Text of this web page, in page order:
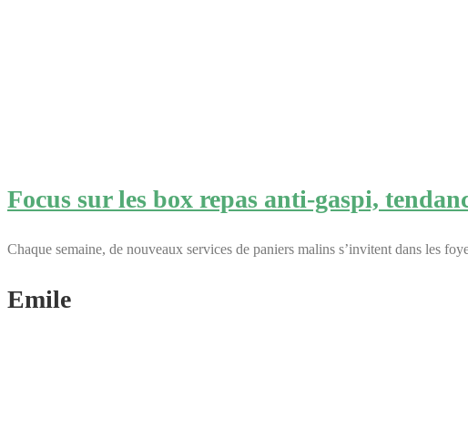
Focus sur les box repas anti-gaspi,
Chaque semaine, de nouveaux services de paniers malins s’invitent dans les
Emile